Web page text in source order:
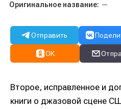
Оригинальное название: —
Отправить
OK
Второе, исправленное и
книги о джазовой сцене